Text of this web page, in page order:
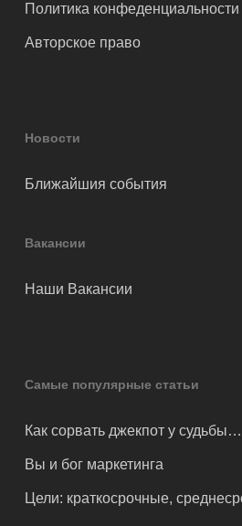
Политика конфеденциальности
Авторское право
Новости
Ближайшия события
Вакансии
Наши Вакансии
Самые популярные статьи
Как сорвать джекпот у судьбы…
Вы и бог маркетинга
Цели: краткосрочные,